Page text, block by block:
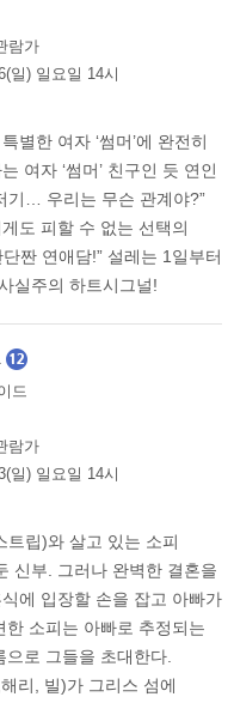
람가
일) 일요일 14시
별한 여자 ‘썸머’에 완전히
여자 ‘썸머’ 친구인 듯 연인
기… 우리는 무슨 관계야?”
도 피할 수 없는 선택의
짠 연애담!” 설레는 1일부터
실주의 하트시그널!
드
람가
일) 일요일 14시
트립)와 살고 있는 소피
신부. 그러나 완벽한 결혼을
에 입장할 손을 잡고 아빠가
소피는 아빠로 추정되는
로 그들을 초대한다.
리, 빌)가 그리스 섬에